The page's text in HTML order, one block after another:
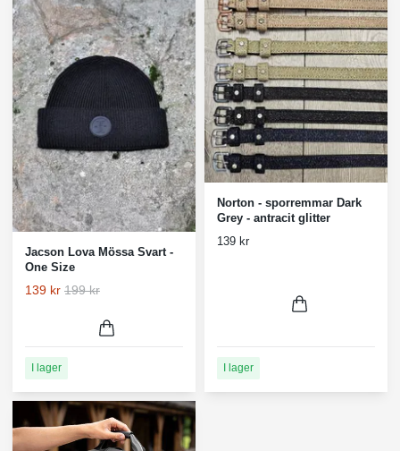
Jacson Lova Mössa Svart -
One Size
139 kr 199 kr
I lager
Norton - sporremmar Dark
Grey - antracit glitter
139 kr
I lager